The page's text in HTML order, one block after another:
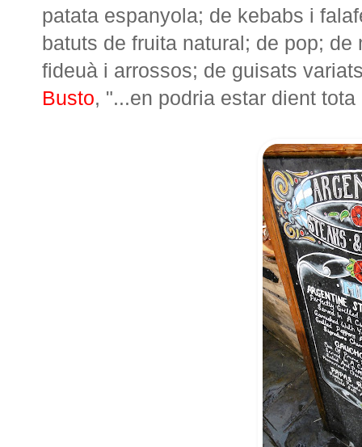
patata espanyola; de kebabs i
batuts de fruita natural; de pop;
fideuà i arrossos; de guisats
Busto, "...en podria estar dient tota